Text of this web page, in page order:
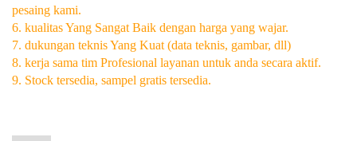
pesaing kami.
6. kualitas Yang Sangat Baik dengan harga yang wajar.
7. dukungan teknis Yang Kuat (data teknis, gambar, dll)
8. kerja sama tim Profesional layanan untuk anda secara aktif.
9. Stock tersedia, sampel gratis tersedia.